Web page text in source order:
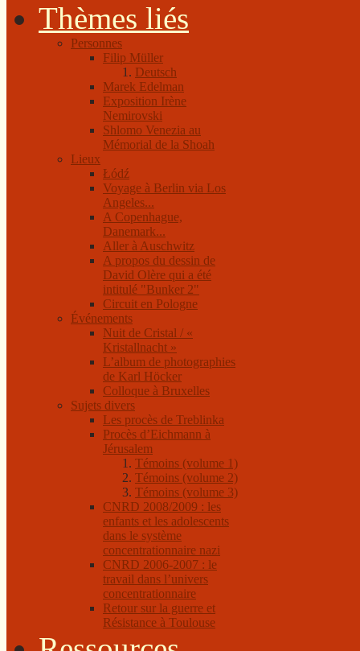
Thèmes liés
Personnes
Filip Müller
Deutsch
Marek Edelman
Exposition Irène
Nemirovski
Shlomo Venezia au
Mémorial de la Shoah
Lieux
Łódź
Voyage à Berlin via Los
Angeles...
A Copenhague,
Danemark...
Aller à Auschwitz
A propos du dessin de
David Olère qui a été
intitulé "Bunker 2"
Circuit en Pologne
Événements
Nuit de Cristal / «
Kristallnacht »
L’album de photographies
de Karl Höcker
Colloque à Bruxelles
Sujets divers
Les procès de Treblinka
Procès d’Eichmann à
Jérusalem
Témoins (volume 1)
Témoins (volume 2)
Témoins (volume 3)
CNRD 2008/2009 : les
enfants et les adolescents
dans le système
concentrationnaire nazi
CNRD 2006-2007 : le
travail dans l’univers
concentrationnaire
Retour sur la guerre et
Résistance à Toulouse